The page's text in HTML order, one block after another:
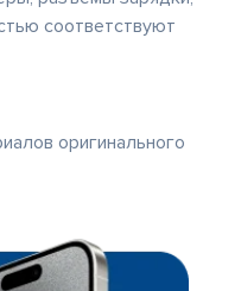
соответствуют
оригинального